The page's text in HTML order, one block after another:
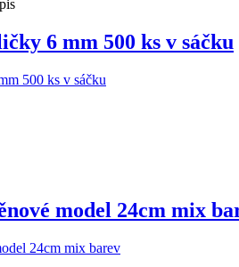
6 mm 500 ks v sáčku
model 24cm mix